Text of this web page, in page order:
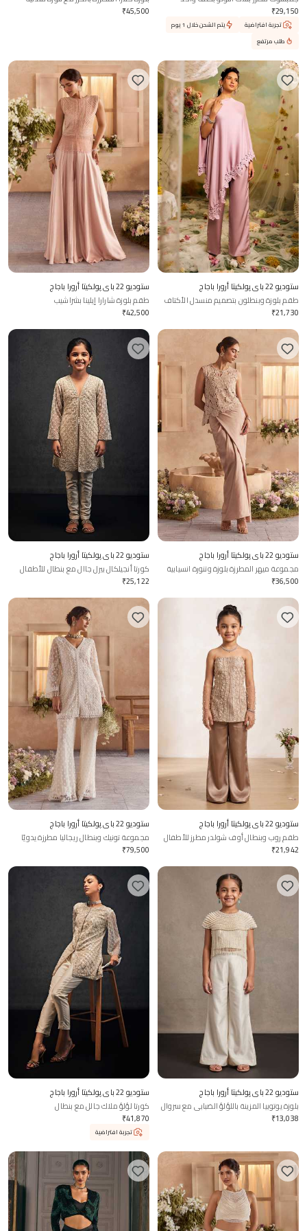
₹29,150
تجربة افتراضية
يتم الشحن خلال 1 يوم
طلب مرتفع
₹45,500
ستوديو 22 باي پولكيتا أرورا باجاج
طقم بلوزة وبنطلون بتصميم منسدل الأكتاف
وحدود مقصوصة
₹21,730
ستوديو 22 باي پولكيتا أرورا باجاج
طقم بلوزة شارارا إيلينا بشراشيب
₹42,500
ستوديو 22 باي پولكيتا أرورا باجاج
مجموعة ميهر المطرزة بلوزة وتنورة انسيابية
₹36,500
ستوديو 22 باي پولكيتا أرورا باجاج
كورتا أنجيلكال بيرل جاال مع بنطال للأطفال
₹25,122
ستوديو 22 باي پولكيتا أرورا باجاج
طقم روب وبنطال أوف شولدر مطرز للأطفال
₹21,942
ستوديو 22 باي پولكيتا أرورا باجاج
مجموعة تونيك وبنطال ريجاليا مطرزة يدويًا
₹79,500
ستوديو 22 باي پولكيتا أرورا باجاج
بلوزة يوتوبيا المزينة باللؤلؤ الضبابي مع سروال
واسع الساق للأطفال
₹13,038
ستوديو 22 باي پولكيتا أرورا باجاج
كورتا لؤلؤ ملاك جالل مع بنطال
₹41,870
تجربة افتراضية